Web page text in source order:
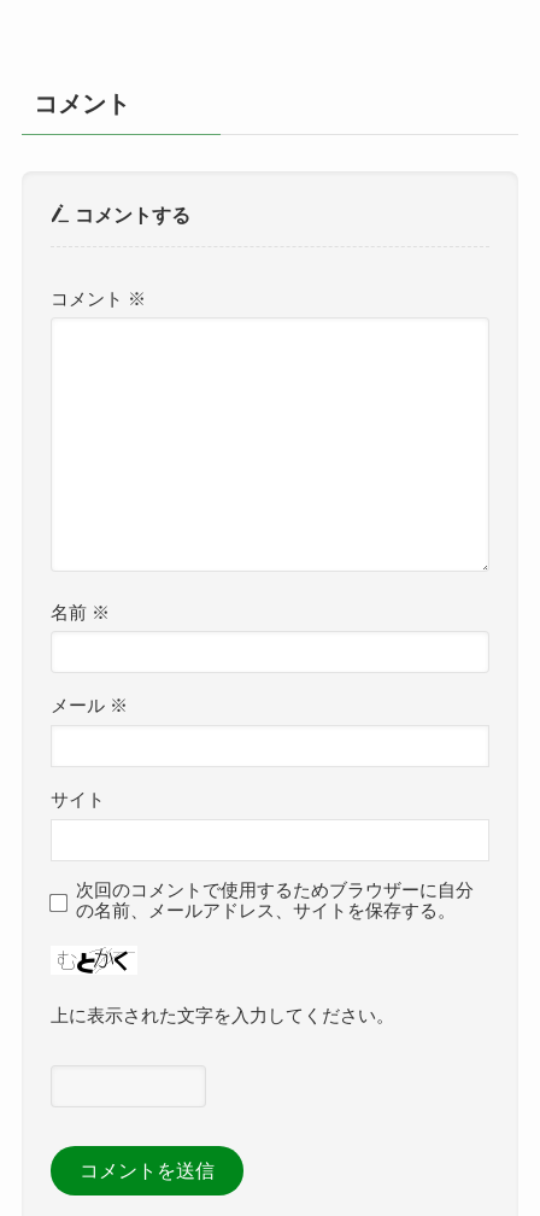
コメント
コメントする
コメント ※
名前 ※
メール ※
サイト
次回のコメントで使用するためブラウザーに自分
の名前、メールアドレス、サイトを保存する。
上に表示された文字を入力してください。